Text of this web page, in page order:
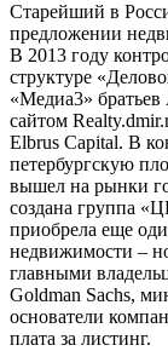
Старейший в
предложении
В 2013 году
структуре
«Медиа3»
сайтом
Elbrus Capital. В
петербургскую
вышел на рынки
создана группа
приобрела еще
недвижимости –
главными
Goldman Sachs,
основатели
плата за листинг.